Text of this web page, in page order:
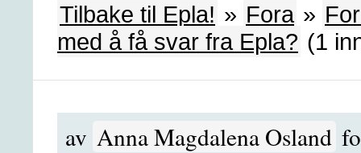
Tilbake til Epla! » Fora »
med å få svar fra Epla? (1
av Anna Magdalena Osland